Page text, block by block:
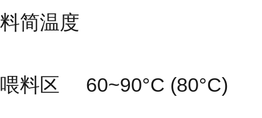
料简温度
喂料区 60~90°C (80°C)